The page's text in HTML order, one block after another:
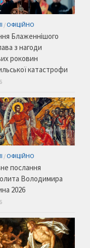
/ ОФІЦІЙНО
Блаженнішого
з нагоди
роковин
катастрофи
/ ОФІЦІЙНО
послання
Володимира
2026